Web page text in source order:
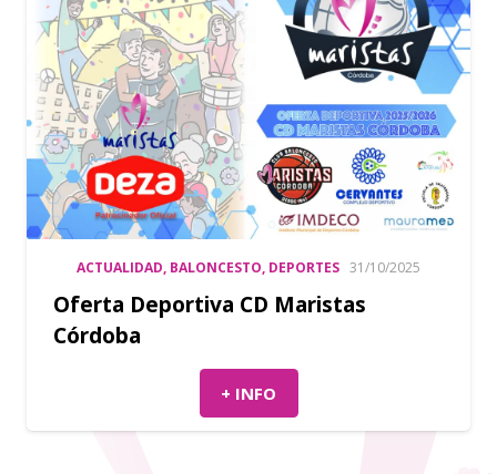
ACTUALIDAD, BALONCESTO, DEPORTES 31/10/2025
Oferta Deportiva CD Maristas
Córdoba
+ INFO